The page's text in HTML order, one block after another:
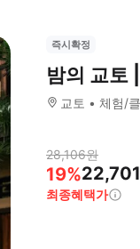
즉시확정
밤의 교토
교토 체험/
28,106원
19%
최종혜택가